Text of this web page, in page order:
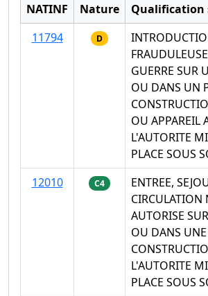
NATINF Nature
Qualification
11794
D
GUERRE SUR
OU DANS UN
OU APPAREIL
L'AUTORITE
PLACE SOUS
12010
C4
ENTREE,
CIRCULATION
AUTORISE
OU DANS UNE
L'AUTORITE
PLACE SOUS